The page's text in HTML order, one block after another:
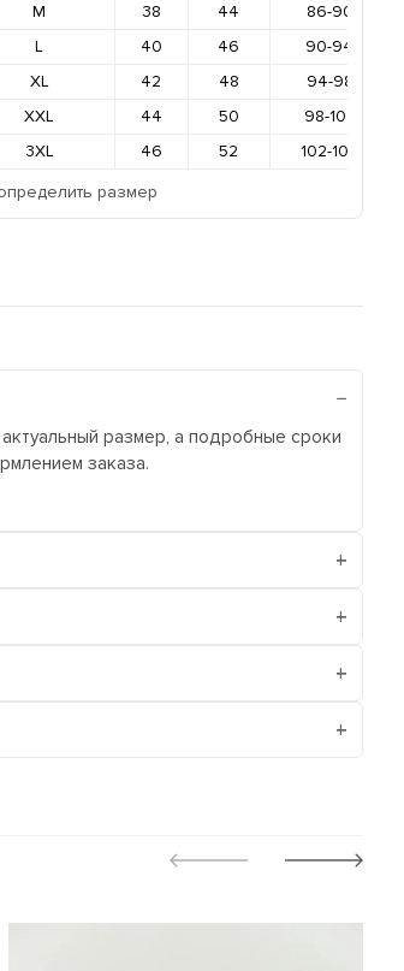
M
38 44
86-90
L
40 46
90-94
XL
42 48
94-98
XXL
44 50
98-102
3XL
46 52
102-106
размер
размер, а подробные сроки
заказа.